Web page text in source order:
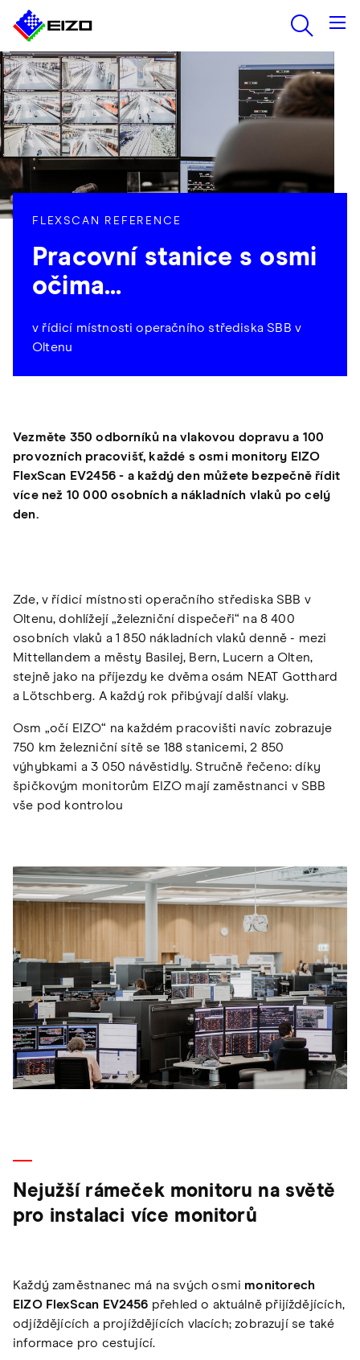
FLEXSCAN REFERENCE
Pracovní stanice s osmi
očima...
v řídicí místnosti operačního střediska SBB v
Oltenu
Vezměte 350 odborníků na vlakovou dopravu a 100
provozních pracovišť, každé s osmi monitory EIZO
FlexScan EV2456 - a každý den můžete bezpečně řídit
více než 10 000 osobních a nákladních vlaků po celý
den.
Zde, v řídicí místnosti operačního střediska SBB v
Oltenu, dohlížejí „železniční dispečeři“ na 8 400
osobních vlaků a 1 850 nákladních vlaků denně - mezi
Mittellandem a městy Basilej, Bern, Lucern a Olten,
stejně jako na příjezdy ke dvěma osám NEAT Gotthard
a Lötschberg. A každý rok přibývají další vlaky.
Osm „očí EIZO“ na každém pracovišti navíc zobrazuje
750 km železniční sítě se 188 stanicemi, 2 850
výhybkami a 3 050 návěstidly. Stručně řečeno: díky
špičkovým monitorům EIZO mají zaměstnanci v SBB
vše pod kontrolou
Nejužší rámeček monitoru na světě
pro instalaci více monitorů
Každý zaměstnanec má na svých osmi monitorech
EIZO FlexScan EV2456 přehled o aktuálně přijíždějících,
odjíždějících a projíždějících vlacích; zobrazují se také
informace pro cestující.